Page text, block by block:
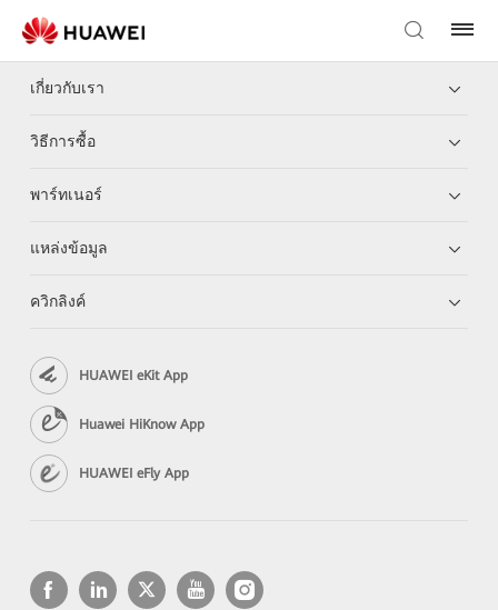
เกี่ยวกับเรา
วิธีการซื้อ
พาร์ทเนอร์
แหล่งข้อมูล
ควิกลิงค์
HUAWEI eKit App
Huawei HiKnow App
HUAWEI eFly App